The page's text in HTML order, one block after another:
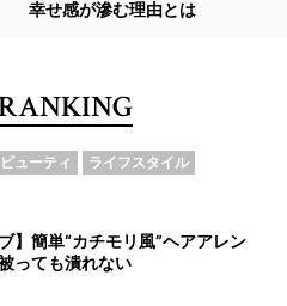
幸せ感が滲む理由とは
ビューティ ライフスタイル
】簡単“カチモリ風”ヘアアレン
っても潰れない